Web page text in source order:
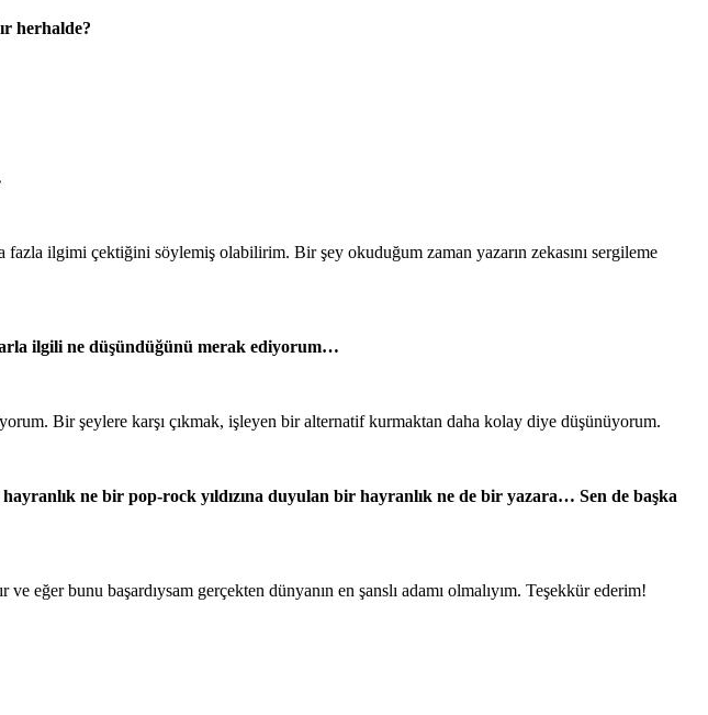
herhalde?
ilgimi çektiğini söylemiş olabilirim. Bir şey okuduğum zaman yazarın zekasını sergileme
ilgili ne düşündüğünü merak ediyorum…
Bir şeylere karşı çıkmak, işleyen bir alternatif kurmaktan daha kolay diye düşünüyorum.
ne bir pop-rock yıldızına duyulan bir hayranlık ne de bir yazara… Sen de başka
eğer bunu başardıysam gerçekten dünyanın en şanslı adamı olmalıyım. Teşekkür ederim!